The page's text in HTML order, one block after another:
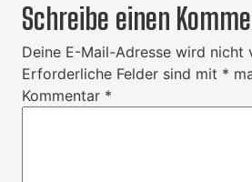
Schreibe einen
Deine E-Mail-Adresse wird nicht
Erforderliche Felder sind mit *
Kommentar *